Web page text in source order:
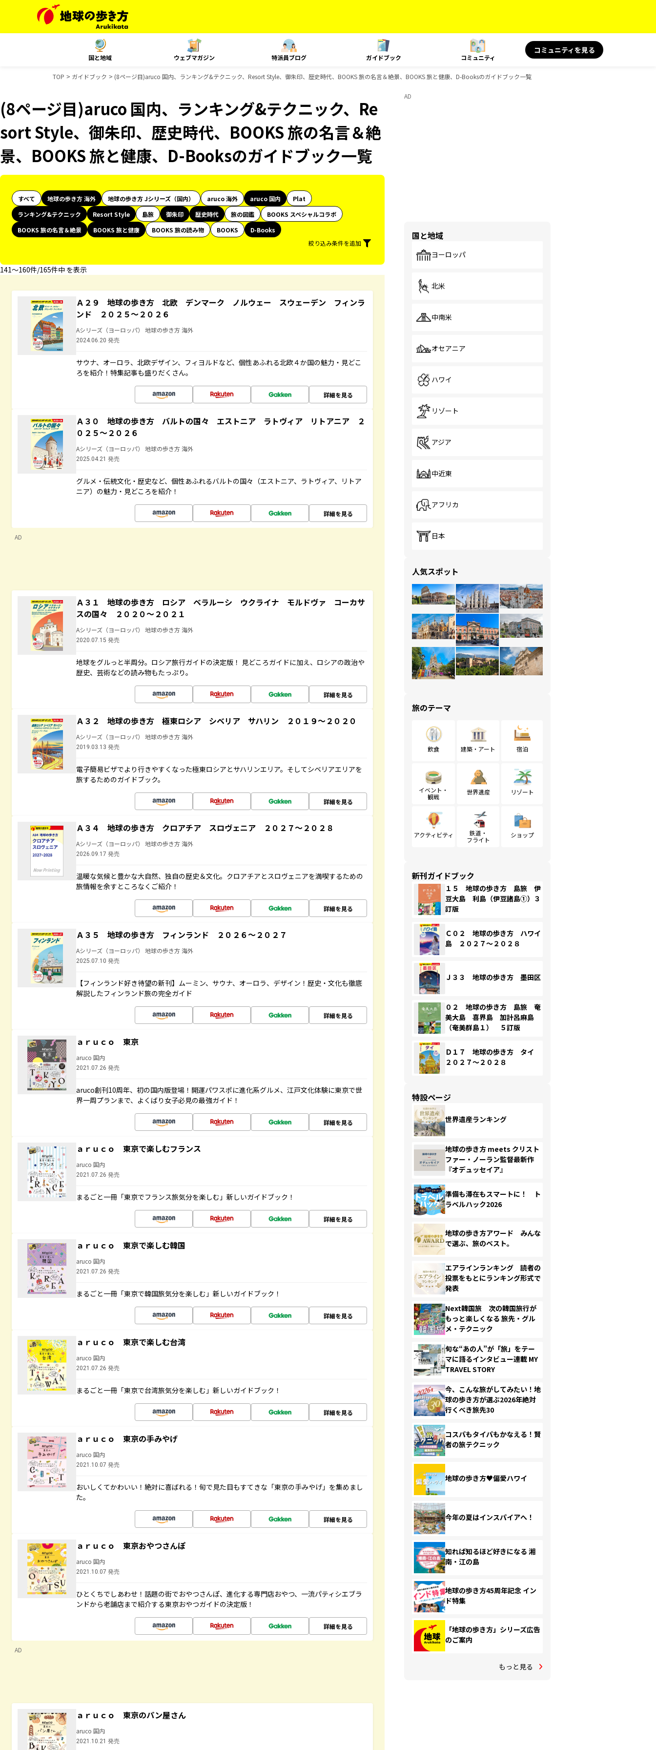
国と地域 ウェブマガジン 特派員ブログ ガイドブック コミュニティ
コミュニティを見る
TOP ガイドブック (8ページ目)aruco 国内、ランキング&テクニック、Resort Style、御朱印、歴史時代、BOOKS 旅の名言＆絶景、BOOKS 旅と健康、D-Booksのガイドブック一覧
(8ページ目)aruco 国内、ランキング&テクニック、Re
sort Style、御朱印、歴史時代、BOOKS 旅の名言＆絶
景、BOOKS 旅と健康、D-Booksのガイドブック一覧
すべて 地球の歩き方 海外 地球の歩き方 Jシリーズ（国内） aruco 海外 aruco 国内
Plat
ランキング&テクニック
Resort Style 島旅 御朱印 歴史時代 旅の図鑑
BOOKS スペシャルコラボ
BOOKS 旅の名言＆絶景
BOOKS 旅と健康 BOOKS 旅の読み物 BOOKS
D-Books
絞り込み条件を追加
141〜160件/165件中 を表示
Ａ２９ 地球の歩き方 北欧 デンマーク ノルウェー スウェーデン フィンラ
ンド ２０２５～２０２６
Aシリーズ（ヨーロッパ） 地球の歩き方 海外
2024.06.20 発売
サウナ、オーロラ、北欧デザイン、フィヨルドなど、個性あふれる北欧４か国の魅力・見どこ
ろを紹介！特集記事も盛りだくさん。
詳細を見る
Ａ３０ 地球の歩き方 バルトの国々 エストニア ラトヴィア リトアニア ２
０２５～２０２６
Aシリーズ（ヨーロッパ） 地球の歩き方 海外
2025.04.21 発売
グルメ・伝統文化・歴史など、個性あふれるバルトの国々（エストニア、ラトヴィア、リトア
ニア）の魅力・見どころを紹介！
詳細を見る
AD
Ａ３１ 地球の歩き方 ロシア ベラルーシ ウクライナ モルドヴァ コーカサ
スの国々 ２０２０～２０２１
Aシリーズ（ヨーロッパ） 地球の歩き方 海外
2020.07.15 発売
地球をグルっと半周分。ロシア旅行ガイドの決定版！ 見どころガイドに加え、ロシアの政治や
歴史、芸術などの読み物もたっぷり。
詳細を見る
Ａ３２ 地球の歩き方 極東ロシア シベリア サハリン ２０１９～２０２０
Aシリーズ（ヨーロッパ） 地球の歩き方 海外
2019.03.13 発売
電子簡易ビザでより行きやすくなった極東ロシアとサハリンエリア。そしてシベリアエリアを
旅するためのガイドブック。
詳細を見る
Ａ３４ 地球の歩き方 クロアチア スロヴェニア ２０２７～２０２８
Aシリーズ（ヨーロッパ） 地球の歩き方 海外
2026.09.17 発売
温暖な気候と豊かな大自然、独自の歴史＆文化。クロアチアとスロヴェニアを満喫するための
旅情報を余すところなくご紹介！
詳細を見る
Ａ３５ 地球の歩き方 フィンランド ２０２６～２０２７
Aシリーズ（ヨーロッパ） 地球の歩き方 海外
2025.07.10 発売
【フィンランド好き待望の新刊】ムーミン、サウナ、オーロラ、デザイン！歴史・文化も徹底
解説したフィンランド旅の完全ガイド
詳細を見る
ａｒｕｃｏ 東京
aruco 国内
2021.07.26 発売
aruco創刊10周年、初の国内版登場！開運パワスポに進化系グルメ、江戸文化体験に東京で世
界一周プランまで、よくばり女子必見の最強ガイド！
詳細を見る
ａｒｕｃｏ 東京で楽しむフランス
aruco 国内
2021.07.26 発売
まるごと一冊「東京でフランス旅気分を楽しむ」新しいガイドブック！
詳細を見る
ａｒｕｃｏ 東京で楽しむ韓国
aruco 国内
2021.07.26 発売
まるごと一冊「東京で韓国旅気分を楽しむ」新しいガイドブック！
詳細を見る
ａｒｕｃｏ 東京で楽しむ台湾
aruco 国内
2021.07.26 発売
まるごと一冊「東京で台湾旅気分を楽しむ」新しいガイドブック！
詳細を見る
ａｒｕｃｏ 東京の手みやげ
aruco 国内
2021.10.07 発売
おいしくてかわいい！絶対に喜ばれる！旬で見た目もすてきな「東京の手みやげ」を集めまし
た。
詳細を見る
ａｒｕｃｏ 東京おやつさんぽ
aruco 国内
2021.10.07 発売
ひとくちでしあわせ！話題の街でおやつさんぽ、進化する専門店おやつ、一流パティシエブラ
ンドから老舗店まで紹介する東京おやつガイドの決定版！
詳細を見る
AD
ａｒｕｃｏ 東京のパン屋さん
aruco 国内
2021.10.21 発売
AD
国と地域
ヨーロッパ
北米
中南米
オセアニア
ハワイ
リゾート
アジア
中近東
アフリカ
日本
人気スポット
旅のテーマ
飲食 建築・アート 宿泊
イベント・
観戦
世界遺産 リゾート
アクティビティ
鉄道・
フライト
ショップ
新刊ガイドブック
１５ 地球の歩き方 島旅 伊
豆大島 利島（伊豆諸島①）３
訂版
Ｃ０２ 地球の歩き方 ハワイ
島 ２０２７～２０２８
Ｊ３３ 地球の歩き方 墨田区
０２ 地球の歩き方 島旅 奄
美大島 喜界島 加計呂麻島
（奄美群島１） ５訂版
Ｄ１７ 地球の歩き方 タイ
２０２７～２０２８
特設ページ
世界遺産ランキング
地球の歩き方 meets クリスト
ファー・ノーラン監督最新作
『オデュッセイア』
準備も滞在もスマートに！ ト
ラベルハック2026
地球の歩き方アワード みんな
で選ぶ、旅のベスト。
エアラインランキング 読者の
投票をもとにランキング形式で
発表
Next韓国旅 次の韓国旅行が
もっと楽しくなる 旅先・グル
メ・テクニック
旬な“あの人”が「旅」をテー
マに語るインタビュー連載 MY
TRAVEL STORY
今、こんな旅がしてみたい！地
球の歩き方が選ぶ2026年絶対
行くべき旅先30
コスパもタイパもかなえる！賢
者の旅テクニック
地球の歩き方♥偏愛ハワイ
今年の夏はインスパイアへ！
知れば知るほど好きになる 湘
南・江の島
地球の歩き方45周年記念 イン
ド特集
「地球の歩き方」シリーズ広告
のご案内
もっと見る